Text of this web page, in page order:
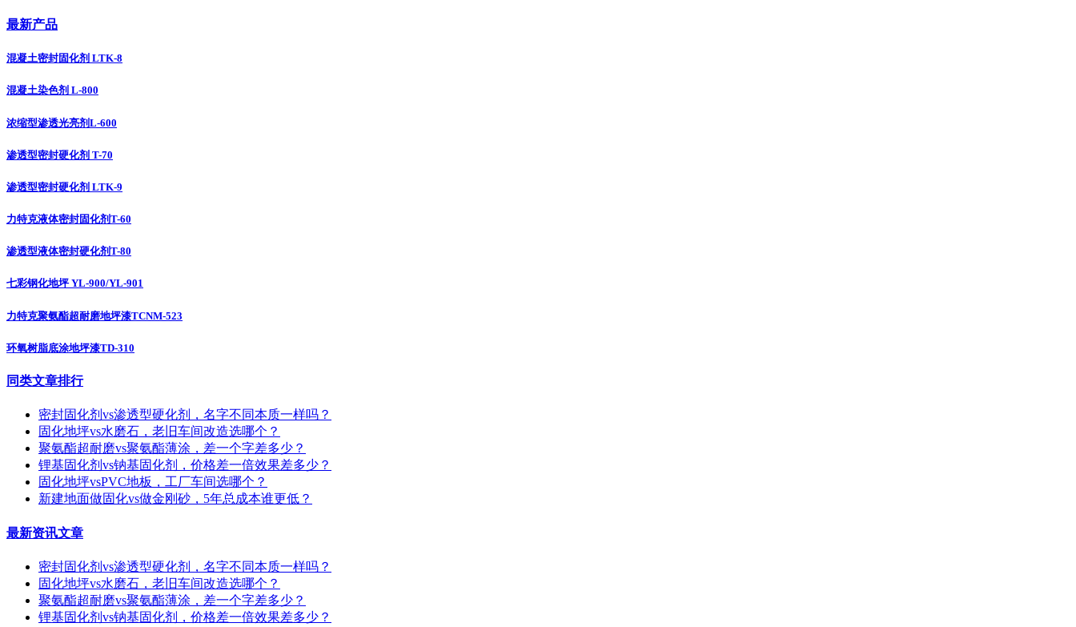
最新产品
混凝土密封固化剂 LTK-8
混凝土染色剂 L-800
浓缩型渗透光亮剂L-600
渗透型密封硬化剂 T-70
渗透型密封硬化剂 LTK-9
力特克液体密封固化剂T-60
渗透型液体密封硬化剂T-80
七彩钢化地坪 YL-900/YL-901
力特克聚氨酯超耐磨地坪漆TCNM-523
环氧树脂底涂地坪漆TD-310
同类文章排行
密封固化剂vs渗透型硬化剂，名字不同本质一样吗？
固化地坪vs水磨石，老旧车间改造选哪个？
聚氨酯超耐磨vs聚氨酯薄涂，差一个字差多少？
锂基固化剂vs钠基固化剂，价格差一倍效果差多少？
固化地坪vsPVC地板，工厂车间选哪个？
新建地面做固化vs做金刚砂，5年总成本谁更低？
最新资讯文章
密封固化剂vs渗透型硬化剂，名字不同本质一样吗？
固化地坪vs水磨石，老旧车间改造选哪个？
聚氨酯超耐磨vs聚氨酯薄涂，差一个字差多少？
锂基固化剂vs钠基固化剂，价格差一倍效果差多少？